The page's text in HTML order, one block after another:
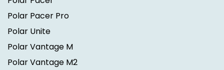
Polar Pacer Pro
Polar Unite
Polar Vantage M
Polar Vantage M2